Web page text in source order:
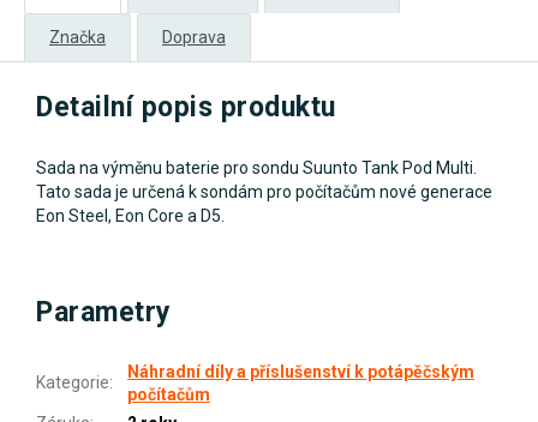
Značka Doprava
Detailní popis produktu
Sada na výměnu baterie pro sondu Suunto Tank Pod Multi.
Tato sada je určená k sondám pro počítačům nové generace
Eon Steel, Eon Core a D5.
Parametry
Kategorie:
Náhradní díly a příslušenství k potápěčským
počítačům